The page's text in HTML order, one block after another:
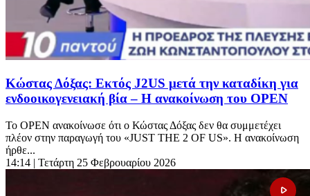
Κώστας Δόξας: Εκτός J2US μετά την καταδίκη για
ενδοοικογενειακή βία – Η ανακοίνωση του OPEN
Το OPEN ανακοίνωσε ότι ο Κώστας Δόξας δεν θα συμμετέχει
πλέον στην παραγωγή του «JUST THE 2 OF US». Η ανακοίνωση
ήρθε...
14:14 | Τετάρτη 25 Φεβρουαρίου 2026